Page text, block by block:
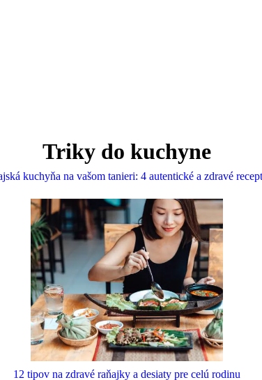
Triky do kuchyne
kuchyňa na vašom tanieri: 4 autentické a zdravé
12 tipov na zdravé raňajky a desiaty pre celú rodinu